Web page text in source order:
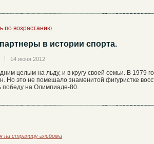
по возрастанию
в истории спорта.
14 июня 2012
целым на льду, и в кругу своей семьи. В 1979
Но это не помешало знаменитой фигуристке
победу на Олимпиаде-80.
на страницу альбома